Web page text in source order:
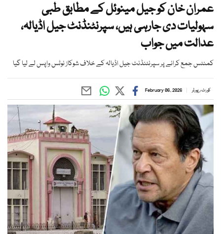
عمران خان کو جیل مینوئل کے مطابق طبی
سہولیات دی جارہی ہیں، سپرنٹنڈنٹ جیل اڈیالہ،
عدالت میں جواب
کمنٹس جمع کرانے پر سپرنٹنڈنٹ جیل اڈیالہ کے خلاف شوکاز نوٹس واپس لے لیا گیا
کورٹ رپورٹر February 06, 2026